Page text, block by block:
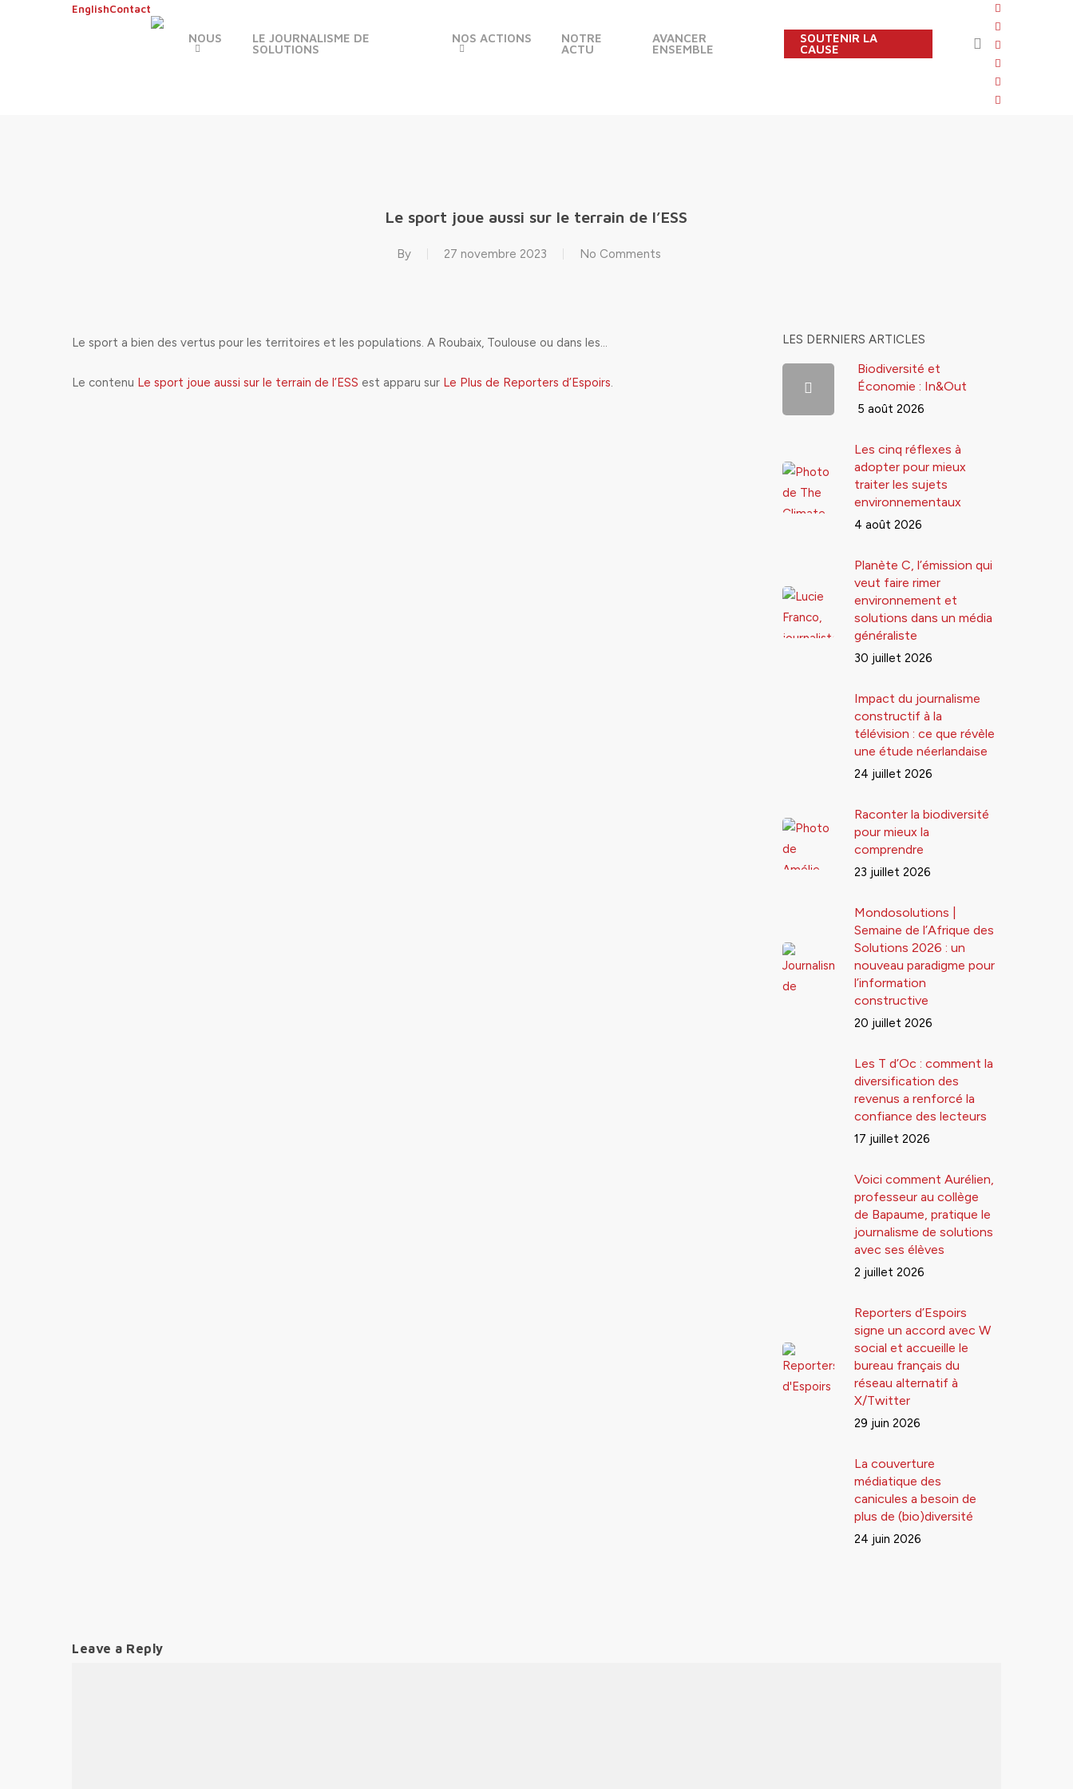
twitter
facebook
linkedin
youtube
instagram
flickr
EnglishContact
NOUS
LE JOURNALISME DE
SOLUTIONS
NOS ACTIONS
NOTRE
ACTU
AVANCER
ENSEMBLE
SOUTENIR LA
CAUSE
search
Le sport joue aussi sur le terrain de l’ESS
By 27 novembre 2023 No Comments
Le sport a bien des vertus pour les territoires et les populations. A Roubaix, Toulouse ou dans les…
Le contenu Le sport joue aussi sur le terrain de l’ESS est apparu sur Le Plus de Reporters d’Espoirs.
LES DERNIERS ARTICLES
Biodiversité et
Économie : In&Out
5 août 2026
Les cinq réflexes à
adopter pour mieux
traiter les sujets
environnementaux
4 août 2026
Planète C, l’émission qui
veut faire rimer
environnement et
solutions dans un média
généraliste
30 juillet 2026
Impact du journalisme
constructif à la
télévision : ce que révèle
une étude néerlandaise
24 juillet 2026
Raconter la biodiversité
pour mieux la
comprendre
23 juillet 2026
Mondosolutions |
Semaine de l’Afrique des
Solutions 2026 : un
nouveau paradigme pour
l’information
constructive
20 juillet 2026
Les T d’Oc : comment la
diversification des
revenus a renforcé la
confiance des lecteurs
17 juillet 2026
Voici comment Aurélien,
professeur au collège
de Bapaume, pratique le
journalisme de solutions
avec ses élèves
2 juillet 2026
Reporters d’Espoirs
signe un accord avec W
social et accueille le
bureau français du
réseau alternatif à
X/Twitter
29 juin 2026
La couverture
médiatique des
canicules a besoin de
plus de (bio)diversité
24 juin 2026
Leave a Reply